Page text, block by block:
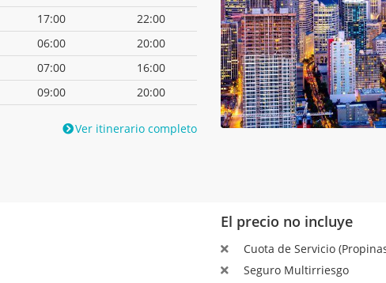
17:00
22:00
06:00
20:00
07:00
16:00
09:00 20:00
Ver itinerario completo
El precio no incluye
Cuota de Servicio
Seguro Multirriesgo